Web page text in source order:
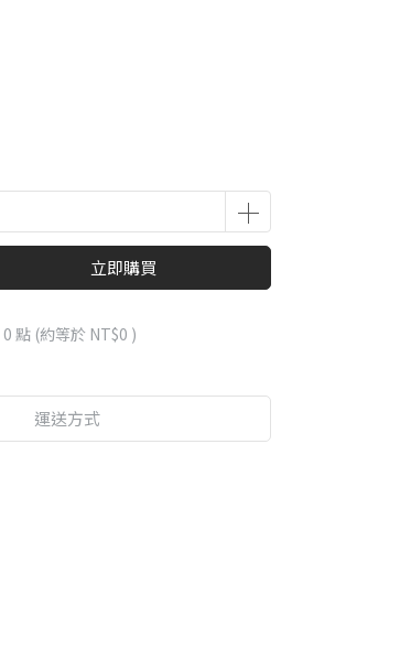
立即購買
0 點 (約等於 NT$0 )
運送方式